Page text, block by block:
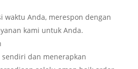
waktu Anda, merespon dengan
kami untuk Anda.
dan menerapkan